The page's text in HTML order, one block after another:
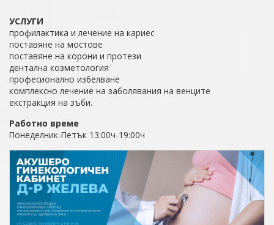
УСЛУГИ
профилактика и лечение на кариес
поставяне на мостове
поставяне на корони и протези
дентална козметология
професионално избелване
комплексно лечение на заболявания на венците
екстракция на зъби.
Работно време
Понеделник-Петък 13:00ч-19:00ч